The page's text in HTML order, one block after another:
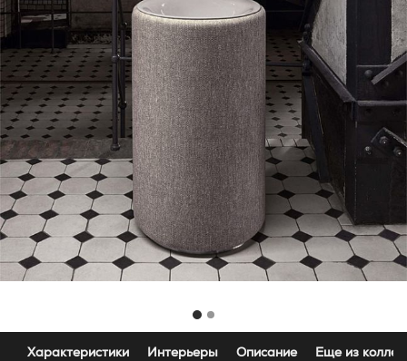
Характеристики Интерьеры Описание Еще из